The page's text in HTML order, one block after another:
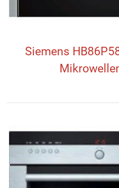
Siemens